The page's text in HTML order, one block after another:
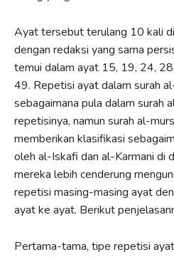
Ayat tersebut terulang 10 kali
dengan redaksi yang sama
temui dalam ayat 15, 19, 24,
49. Repetisi ayat dalam surah
sebagaimana pula dalam surah
repetisinya, namun surah al-
memberikan klasifikasi
oleh al-Iskafi dan al-Karmani di
mereka lebih cenderung
repetisi masing-masing ayat
ayat ke ayat. Berikut
Pertama-tama, tipe repetisi